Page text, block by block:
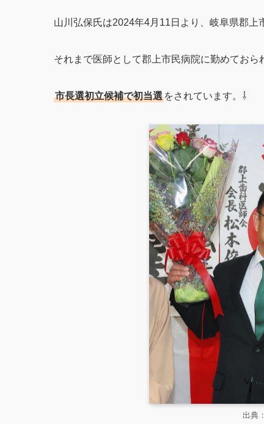
山川弘保氏は2024年4月11日より、岐阜県郡上
それまで医師として郡上市民病院に勤めておら
市長選初立候補で初当選 をされています。⇩
出典：